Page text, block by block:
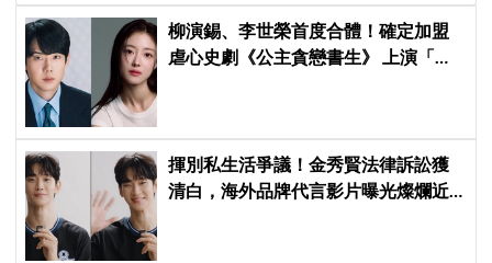
柳演錫、李世榮首度合體！確定加盟
虐心史劇《公主貪戀書生》 上演「朝
揮別私生活爭議！金秀賢法律訴訟獲
清白，海外品牌代言影片曝光燦爛近